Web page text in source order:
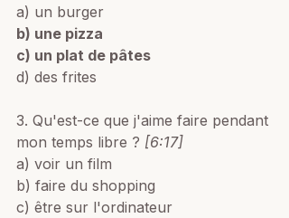
a) un burger
b) une pizza
c) un plat de pâtes
d) des frites
3. Qu'est-ce que j'aime faire pendant
mon temps libre ? [6:17]
a) voir un film
b) faire du shopping
c) être sur l'ordinateur